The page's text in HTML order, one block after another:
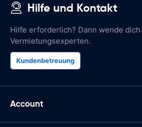
Hilfe und Kontakt
Hilfe erforderlich? Dann wende
Vermietungsexperten.
Kundenbetreuung
Account